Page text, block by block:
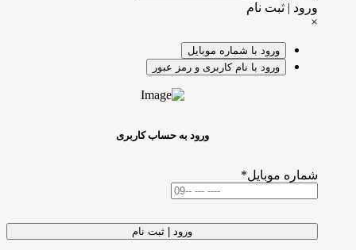
ورود | ثبت نام
×
ورود با شماره موبایل
ورود با نام کاربری و رمز عبور
ورود به حساب کاربری
شماره موبایل*
ورود | ثبت نام